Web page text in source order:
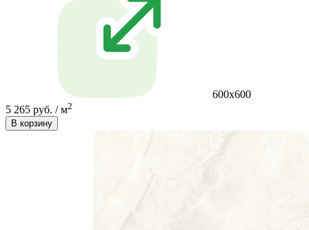
600x600
5 265 руб. / м2
В корзину